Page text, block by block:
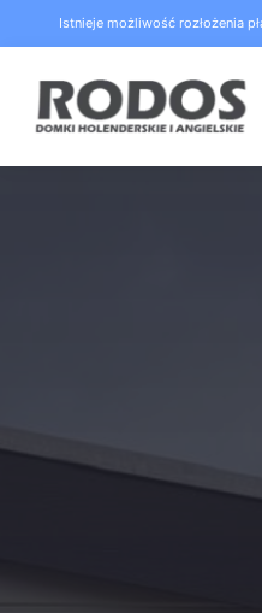
to
content
Istnieje możliwość rozłożenia